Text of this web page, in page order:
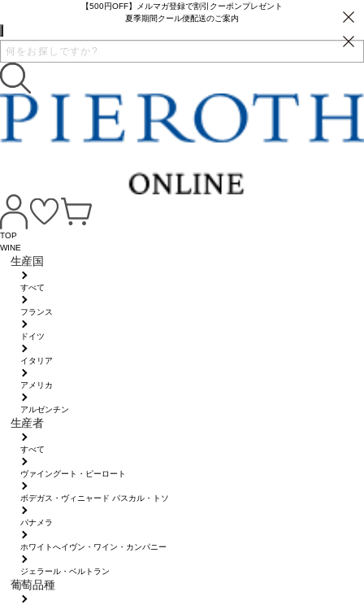
【500円OFF】メルマガ登録で割引クーポンプレゼント
夏季期間クール便配送のご案内
TOP
WINE
生産国
すべて
フランス
ドイツ
イタリア
アメリカ
アルゼンチン
生産者
すべて
ヴァイングート・ピーロート
ボデガス・ヴィニャード パスカル・トソ
パナメラ
ホワイトへイヴン・ワイン・カンパニー
ジェラール・ベルトラン
葡萄品種